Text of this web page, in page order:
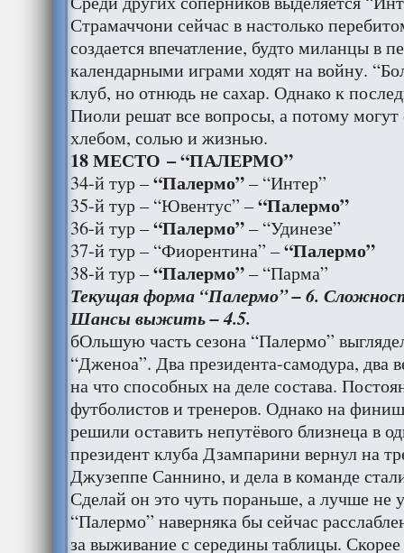
Страмаччони сейчас в настолько
создается впечатление, будто миланцы в
календарными играми ходят на войну.
клуб, но отнюдь не сахар. Однако к
Пиоли решат все вопросы, а потому
хлебом, солью и жизнью.
18 МЕСТО – “ПАЛЕРМО”
34-й тур –“Палермо”– “Интер”
35-й тур – “Ювентус” –“Палермо”
36-й тур –“Палермо”– “Удинезе”
37-й тур – “Фиорентина” –“Палермо”
38-й тур –“Палермо”– “Парма”
Текущая форма “Палермо” – 6.
Шансы выжить – 4.5.
бОльшую часть сезона “Палермо”
“Дженоа”. Два президента-самодура, два
на что способных на деле состава.
футболистов и тренеров. Однако на
решили оставить непутёвого близнеца в
президент клуба Дзампарини вернул на
Джузеппе Саннино, и дела в команде
Сделай он это чуть пораньше, а лучше не
“Палермо” наверняка бы сейчас
за выживание с середины таблицы. Скорее